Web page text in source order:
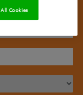
Cookies